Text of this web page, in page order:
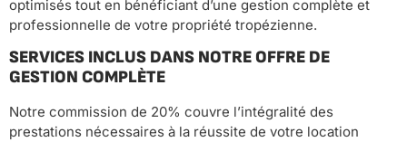
optimisés tout en bénéficiant d’une gestion complète et
professionnelle de votre propriété tropézienne.
SERVICES INCLUS DANS NOTRE OFFRE DE
GESTION COMPLÈTE
Notre commission de 20% couvre l’intégralité des
prestations nécessaires à la réussite de votre location